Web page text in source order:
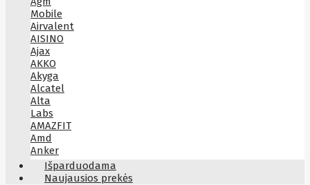
Mobile
Airvalent
AISINO
Ajax
AKKO
Akyga
Alcatel
Alta
Labs
AMAZFIT
Amd
Anker
Antec
Aoc
Išparduodama
Naujausios prekės